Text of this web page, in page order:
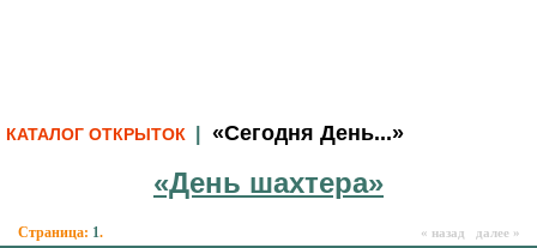
КАТАЛОГ ОТКРЫТОК «Сегодня День...»
«День шахтера»
Страница: 1. « назад далее »